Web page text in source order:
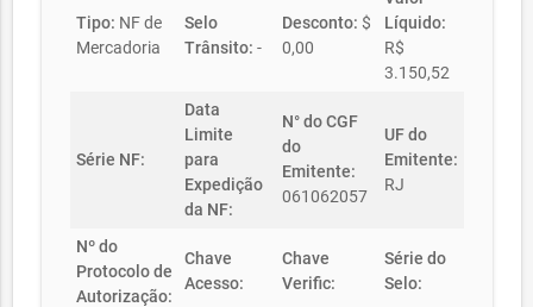
Tipo: NF de
Mercadoria
Selo
Trânsito: -
Desconto: $
0,00
Líquido:
R$
3.150,52
Série NF:
Data
Limite
para
Expedição
da NF:
N° do CGF
do
Emitente:
061062057
UF do
Emitente:
RJ
Nº do
Protocolo de
Autorização:
Chave
Acesso:
Chave
Verific:
Série do
Selo: